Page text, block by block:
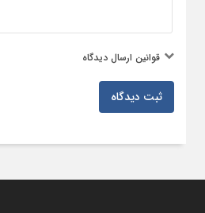
قوانین ارسال دیدگاه
ثبت دیدگاه